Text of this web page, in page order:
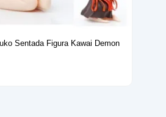
Sentada Figura Kawai Demon